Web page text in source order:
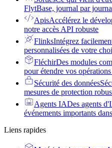
FlytBase, journal par
ApisAccélérez le
notre accès API robuste
FlinksIntégrez
personnalisées de votre
FléchirDes modules
pour étendre vos
Sécurité des données
mesures de protection
Agents IADes agents
événements importants
Liens rapides